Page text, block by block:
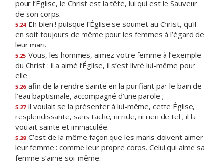
pour l’Église, le Christ est la tête, lui qui est le Sauveur
de son corps.
5.24 Eh bien ! puisque l’Église se soumet au Christ, qu’il
en soit toujours de même pour les femmes à l’égard de
leur mari.
5.25 Vous, les hommes, aimez votre femme à l’exemple
du Christ : il a aimé l’Église, il s’est livré lui-même pour
elle,
5.26 afin de la rendre sainte en la purifiant par le bain de
l’eau baptismale, accompagné d’une parole ;
5.27 il voulait se la présenter à lui-même, cette Église,
resplendissante, sans tache, ni ride, ni rien de tel ; il la
voulait sainte et immaculée.
5.28 C’est de la même façon que les maris doivent aimer
leur femme : comme leur propre corps. Celui qui aime sa
femme s’aime soi-même.